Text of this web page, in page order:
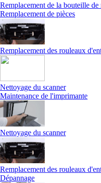
Remplacement de la bouteille
Remplacement de pièces
Remplacement des rouleaux
Nettoyage du scanner
Maintenance de l'imprimante
Nettoyage du scanner
Remplacement des rouleaux
Dépannage